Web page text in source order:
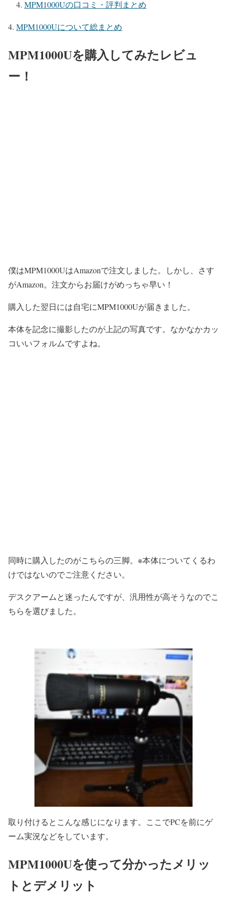
MPM1000Uの口コミ・評判まとめ
MPM1000Uについて総まとめ
MPM1000Uを購入してみたレビュ
ー！
僕はMPM1000UはAmazonで注文しました。しかし、さす
がAmazon。注文からお届けがめっちゃ早い！
購入した翌日には自宅にMPM1000Uが届きました。
本体を記念に撮影したのが上記の写真です。なかなかカッ
コいいフォルムですよね。
同時に購入したのがこちらの三脚。※本体についてくるわ
けではないのでご注意ください。
デスクアームと迷ったんですが、汎用性が高そうなのでこ
ちらを選びました。
取り付けるとこんな感じになります。ここでPCを前にゲ
ーム実況などをしています。
MPM1000Uを使って分かったメリッ
トとデメリット